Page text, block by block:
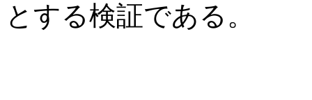
とする検証である。